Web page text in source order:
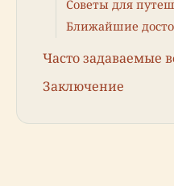
Советы для
Ближайшие
Часто задаваемые
Заключение